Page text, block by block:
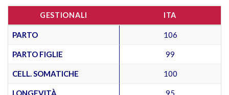
GESTIONALI ITA
PARTO 106
PARTO FIGLIE 99
CELL. SOMATICHE 100
LONGEVITÀ 95